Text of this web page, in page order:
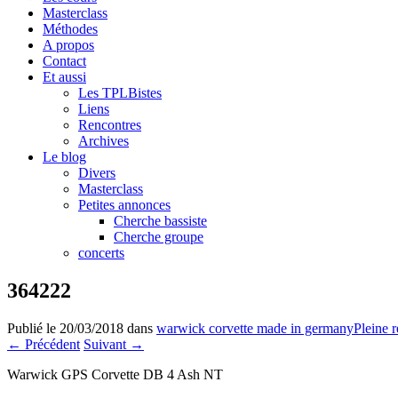
Masterclass
Méthodes
A propos
Contact
Et aussi
Les TPLBistes
Liens
Rencontres
Archives
Le blog
Divers
Masterclass
Petites annonces
Cherche bassiste
Cherche groupe
concerts
364222
Publié le 20/03/2018 dans warwick corvette made in germanyPleine
← Précédent Suivant →
Warwick GPS Corvette DB 4 Ash NT